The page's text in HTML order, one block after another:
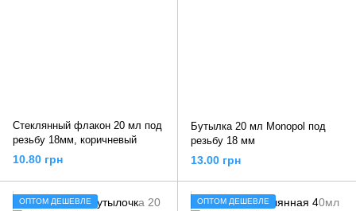
Стеклянный флакон 20 мл под
резьбу 18мм, коричневый
10.80 грн
Бутылка 20 мл Monopol под
резьбу 18 мм
13.00 грн
ОПТОМ ДЕШЕВЛЕ ОПТОМ ДЕШЕВЛЕ